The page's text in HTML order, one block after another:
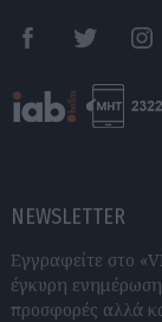
FacebookTwitter
NEWSLETTER
Εγγραφείτε στο
έγκυρη ενημέρωση
προσφορές αλλά